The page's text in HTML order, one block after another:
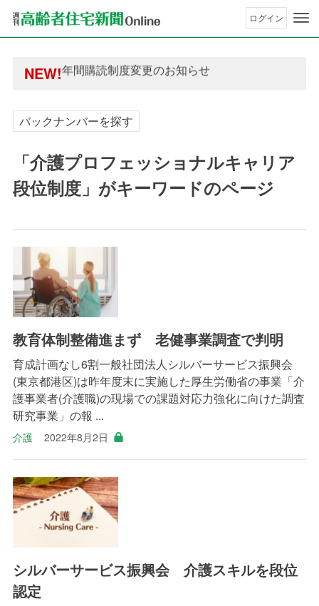
ログイン
NEW!
年間購読制度変更のお知らせ
高齢者住宅新聞 無料会員の皆様へ閲覧本数変更
高齢者住宅新聞 無料会員の皆様へ閲覧本数変更
バックナンバーを探す
「介護プロフェッショナルキャリア
段位制度」がキーワードのページ
教育体制整備進まず 老健事業調査で判明
育成計画なし6割一般社団法人シルバーサービス振興会
(東京都港区)は昨年度末に実施した厚生労働省の事業「介
護事業者(介護職)の現場での課題対応力強化に向けた調査
研究事業」の報 ...
介護 2022年8月2日
シルバーサービス振興会 介護スキルを段位
認定